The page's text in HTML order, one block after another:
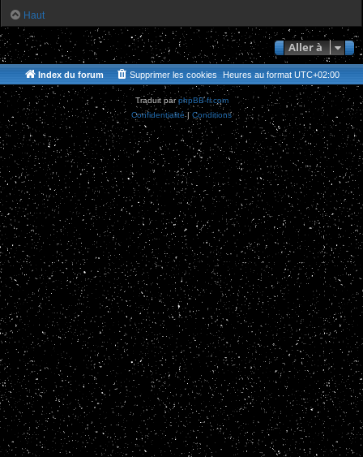
Haut
Aller à
Index du forum Heures au format UTC+02:00
Supprimer les cookies
Traduit parphpBB-fr.com
Confidentialité|Conditions